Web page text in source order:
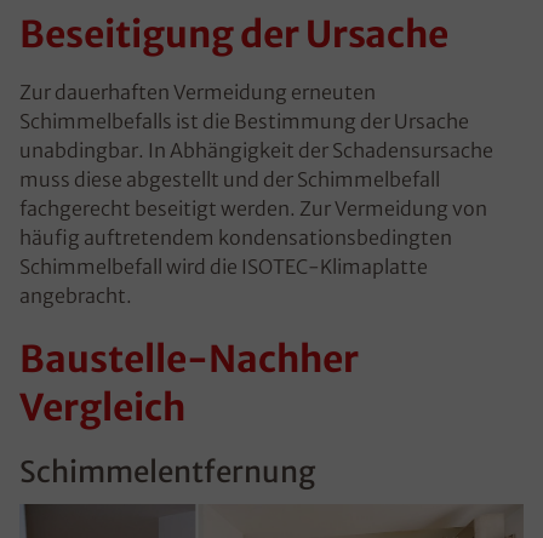
Beseitigung der Ursache
Zur dauerhaften Vermeidung erneuten
Schimmelbefalls ist die Bestimmung der Ursache
unabdingbar. In Abhängigkeit der Schadensursache
muss diese abgestellt und der Schimmelbefall
fachgerecht beseitigt werden. Zur Vermeidung von
häufig auftretendem kondensationsbedingten
Schimmelbefall wird die ISOTEC-Klimaplatte
angebracht.
Baustelle-Nachher
Vergleich
Schimmelentfernung